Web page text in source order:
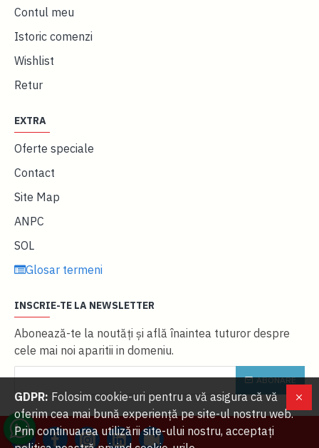
Contul meu
Istoric comenzi
Wishlist
Retur
EXTRA
Oferte speciale
Contact
Site Map
ANPC
SOL
Glosar termeni
INSCRIE-TE LA NEWSLETTER
Abonează-te la noutăţi și află înaintea tuturor despre
cele mai noi aparitii in domeniu.
ABONARE
GDPR: Folosim cookie-uri pentru a vă asigura că vă
oferim cea mai bună experiență pe site-ul nostru web.
Prin continuarea utilizării site-ului nostru, acceptați